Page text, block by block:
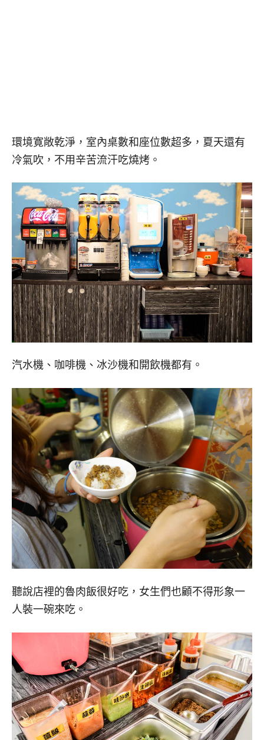
環境寛敞乾淨，室內桌數和座位數超多，夏天還有
冷氣吹，不用辛苦流汗吃燒烤。
汽水機、咖啡機、冰沙機和開飲機都有。
聽說店裡的魯肉飯很好吃，女生們也顧不得形象一
人裝一碗來吃。